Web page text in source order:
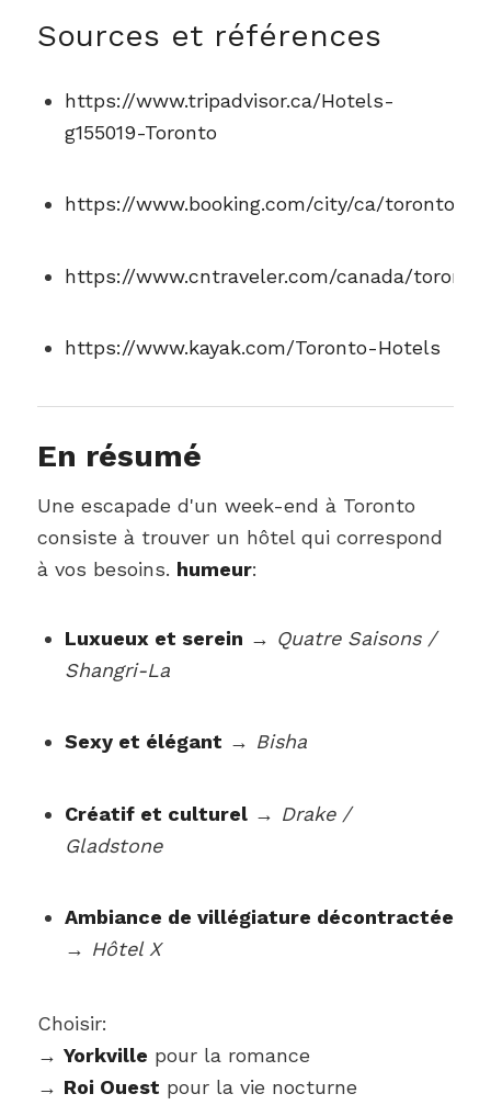
Sources et références
https://www.tripadvisor.ca/Hotels-
g155019-Toronto
https://www.booking.com/city/ca/toronto
https://www.cntraveler.com/canada/
https://www.kayak.com/Toronto-Hotels
En résumé
Une escapade d'un week-end à Toronto
consiste à trouver un hôtel qui correspond
à vos besoins. humeur:
Luxueux et serein → Quatre Saisons /
Shangri-La
Sexy et élégant → Bisha
Créatif et culturel→ Drake /
Gladstone
Ambiance de villégiature décontractée
→ Hôtel X
Choisir:
→ Yorkville pour la romance
→ Roi Ouest pour la vie nocturne